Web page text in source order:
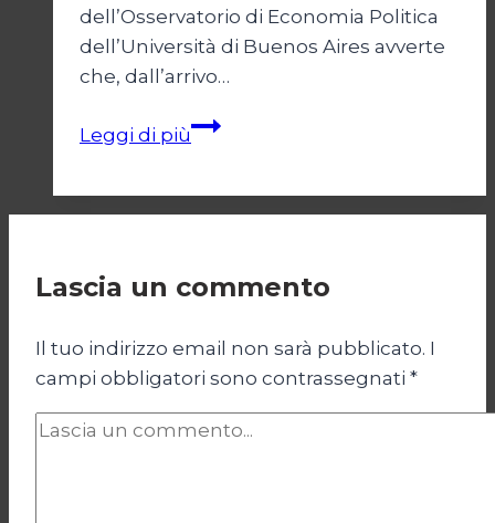
dell’Osservatorio di Economia Politica
dell’Università di Buenos Aires avverte
che, dall’arrivo…
Leggi di piùArgentina:
più
peggio
Lascia un commento
Il tuo indirizzo email non sarà pubblicato. I
campi obbligatori sono contrassegnati *